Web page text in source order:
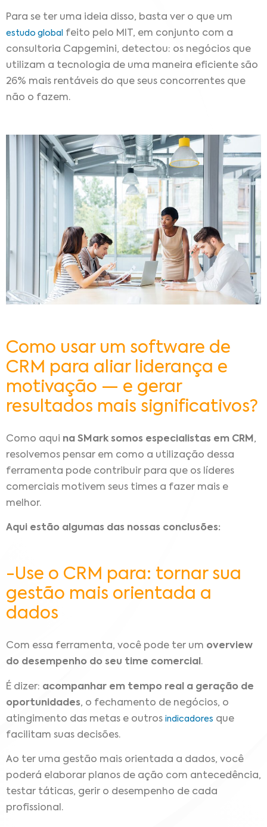
Para se ter uma ideia disso, basta ver o que um
estudo global
feito pelo MIT, em conjunto com a
consultoria Capgemini, detectou: os negócios que
utilizam a tecnologia de uma maneira eficiente são
26% mais rentáveis do que seus concorrentes que
não o fazem.
Como usar um software de
CRM para aliar liderança e
motivação — e gerar
resultados mais significativos?
Como aqui na SMark somos especialistas em CRM ,
resolvemos pensar em como a utilização dessa
ferramenta pode contribuir para que os líderes
comerciais motivem seus times a fazer mais e
melhor.
Aqui estão algumas das nossas conclusões:
-Use o CRM para: tornar sua
gestão mais orientada a
dados
Com essa ferramenta, você pode ter um overview
do desempenho do seu time comercial.
É dizer: acompanhar em tempo real a geração de
oportunidades, o fechamento de negócios, o
atingimento das metas e outros indicadores que
facilitam suas decisões.
Ao ter uma gestão mais orientada a dados, você
poderá elaborar planos de ação com antecedência,
testar táticas, gerir o desempenho de cada
profissional.